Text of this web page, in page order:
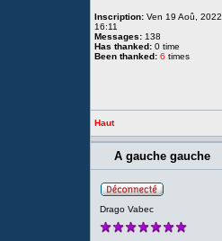
Inscription: Ven 19 Aoû, 2022
16:11
Messages: 138
Has thanked: 0 time
Been thanked: 6 times
Haut
A gauche gauche
Drago Vabec